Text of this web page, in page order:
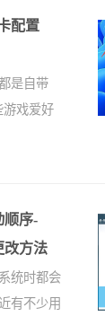
完整展
配置
是自带
游戏爱好
么win11
顺序-
改方法
统时都会
有不少用